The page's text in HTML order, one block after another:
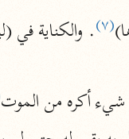
more
(٧)
شيء أكره من الموت